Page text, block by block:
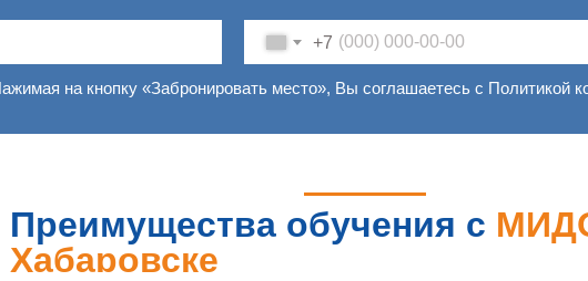
+7
на кнопку «Забронировать место», Вы соглашаетесь с Политикой
Преимущества обучения с
Хабаровске